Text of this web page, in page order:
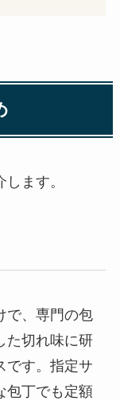
ます。
で、専門の包
た切れ味に研
です。指定サ
包丁でも定額